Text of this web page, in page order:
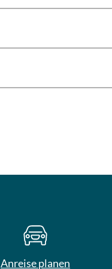
Anreise planen